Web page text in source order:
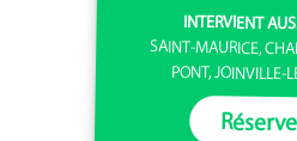
INTERVIENT
SAINT-MAURICE,
PONT, JOINVILLE-